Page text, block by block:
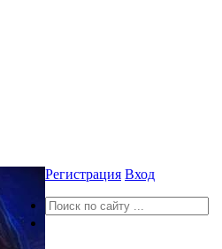
Регистрация Вход